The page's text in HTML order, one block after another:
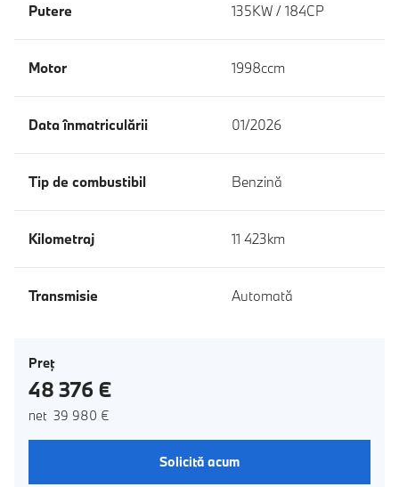
Putere 135KW / 184CP
Motor 1998ccm
Data înmatriculării 01/2026
Tip de combustibil Benzină
Kilometraj 11 423km
Transmisie Automată
Preţ
48 376 €
net 39 980 €
Solicită acum